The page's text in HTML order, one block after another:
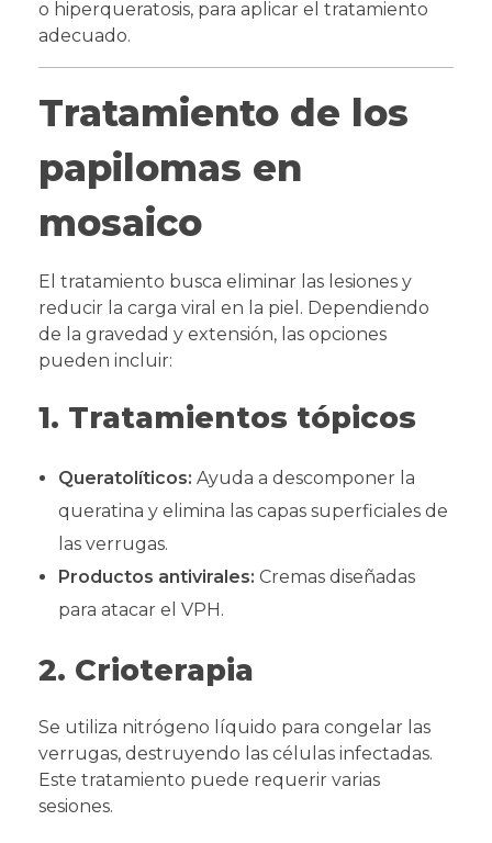
o hiperqueratosis, para aplicar el tratamiento
adecuado.
Tratamiento de los
papilomas en
mosaico
El tratamiento busca eliminar las lesiones y
reducir la carga viral en la piel. Dependiendo
de la gravedad y extensión, las opciones
pueden incluir:
1. Tratamientos tópicos
Queratolíticos: Ayuda a descomponer la
queratina y elimina las capas superficiales de
las verrugas.
Productos antivirales: Cremas diseñadas
para atacar el VPH.
2. Crioterapia
Se utiliza nitrógeno líquido para congelar las
verrugas, destruyendo las células infectadas.
Este tratamiento puede requerir varias
sesiones.